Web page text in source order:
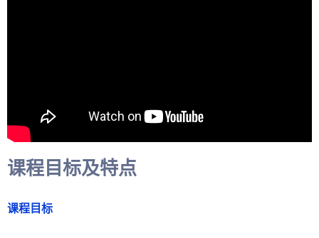
课程目标及特点
课程目标